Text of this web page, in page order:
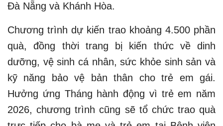
Đà Nẵng và Khánh Hòa.
Chương trình dự kiến trao khoảng 4.500 phần
quà, đồng thời trang bị kiến thức về dinh
dưỡng, vệ sinh cá nhân, sức khỏe sinh sản và
kỹ năng bảo vệ bản thân cho trẻ em gái.
Hưởng ứng Tháng hành động vì trẻ em năm
2026, chương trình cũng sẽ tổ chức trao quà